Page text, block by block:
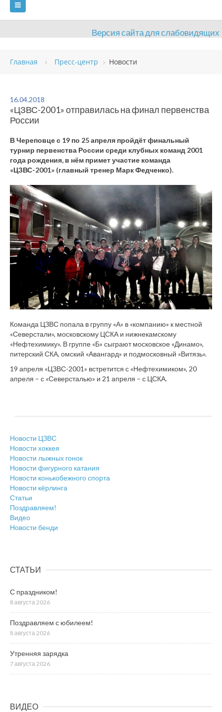
Версия сайта для слабовидящих
ГЛАВНАЯ
ВИДЫ СПОРТА
ОБЪЕКТЫ
ОЦЕНКА КАЧЕСТВА ОБРАЗОВАНИЯ ВАКАНСИИ
ПЛАТНЫЕ УСЛУГИ КОНТАКТЫ
Главная Пресс-центр Новости
16.04.2018
«ЦЗВС-2001» отправилась на финал первенства
России
В Череповце с 19 по 25 апреля пройдёт финальный
турнир первенства России среди клубных команд 2001
года рождения, в нём примет участие команда
«ЦЗВС-2001» (главный тренер Марк Федченко).
Команда ЦЗВС попала в группу «А» в «компанию» к местной
«Северстали», московскому ЦСКА и нижнекамскому
«Нефтехимику». В группе «Б» сыграют московское «Динамо»,
питерский СКА, омский «Авангард» и подмосковный «Витязь».
19 апреля «ЦЗВС-2001» встретится с «Нефтехимиком», 20
апреля – с «Северсталью» и 21 апреля – с ЦСКА.
Новости ЦЗВС
Новости хоккея
Новости лыжных гонок
Новости фигурного катания
Новости конькобежного спорта
Новости кёрлинга
Статьи
Поздравляем!
Видео
Новости бенди
СТАТЬИ
С праздником!
8 августа 2026
Поздравляем с юбилеем!
8 августа 2026
Утренняя зарядка
7 августа 2026
ВИДЕО